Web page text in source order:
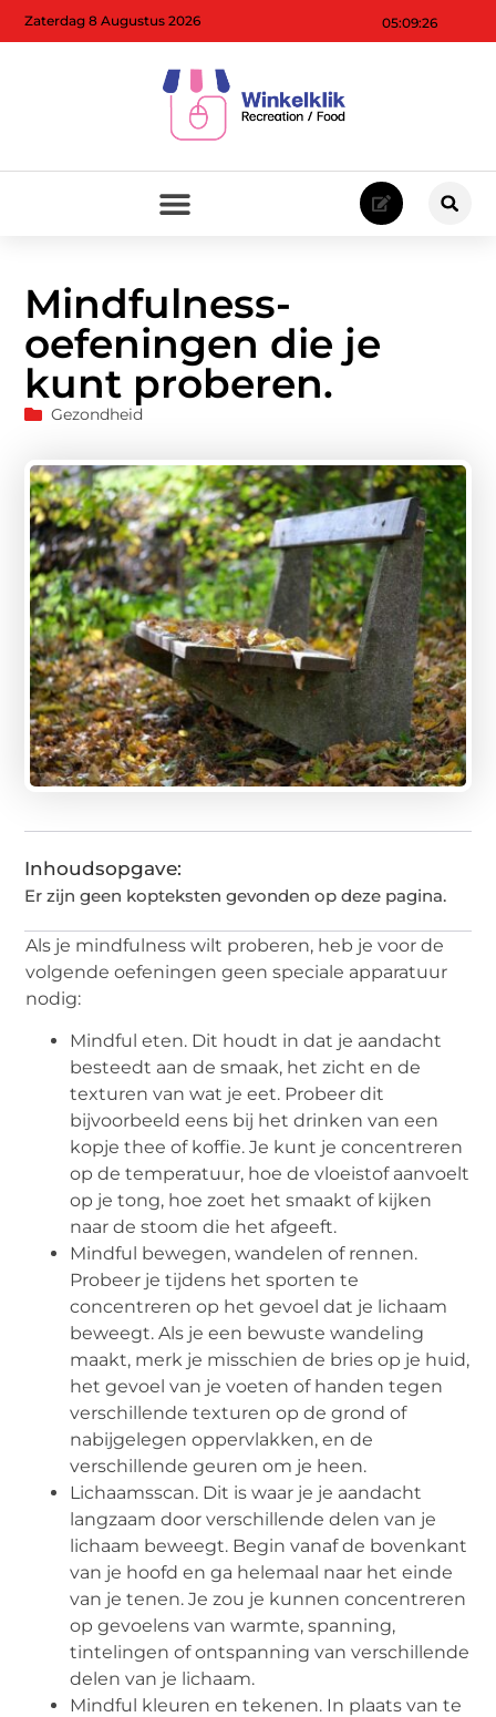
05:09:27
Zaterdag 8 Augustus 2026
Mindfulness-
oefeningen die je
kunt proberen.
Gezondheid
Inhoudsopgave:
Er zijn geen kopteksten gevonden op deze pagina.
Als je mindfulness wilt proberen, heb je voor de
volgende oefeningen geen speciale apparatuur
nodig:
Mindful eten. Dit houdt in dat je aandacht
besteedt aan de smaak, het zicht en de
texturen van wat je eet. Probeer dit
bijvoorbeeld eens bij het drinken van een
kopje thee of koffie. Je kunt je concentreren
op de temperatuur, hoe de vloeistof aanvoelt
op je tong, hoe zoet het smaakt of kijken
naar de stoom die het afgeeft.
Mindful bewegen, wandelen of rennen.
Probeer je tijdens het sporten te
concentreren op het gevoel dat je lichaam
beweegt. Als je een bewuste wandeling
maakt, merk je misschien de bries op je huid,
het gevoel van je voeten of handen tegen
verschillende texturen op de grond of
nabijgelegen oppervlakken, en de
verschillende geuren om je heen.
Lichaamsscan. Dit is waar je je aandacht
langzaam door verschillende delen van je
lichaam beweegt. Begin vanaf de bovenkant
van je hoofd en ga helemaal naar het einde
van je tenen. Je zou je kunnen concentreren
op gevoelens van warmte, spanning,
tintelingen of ontspanning van verschillende
delen van je lichaam.
Mindful kleuren en tekenen. In plaats van te